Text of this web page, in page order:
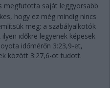
megfutotta saját leggyorsabb
hogy ez még mindig nincs
meg: a szabályalkotók
időkre legyenek képesek
időmérőn 3:23,9-et,
között 3:27,6-ot tudott.